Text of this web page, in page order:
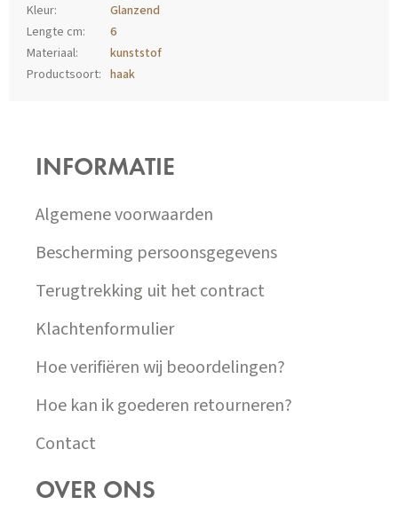
Kleur:
Glanzend
Lengte cm:
6
Materiaal:
kunststof
Productsoort: haak
INFORMATIE
Algemene voorwaarden
Bescherming persoonsgegevens
Terugtrekking uit het contract
Klachtenformulier
Hoe verifiëren wij beoordelingen?
Hoe kan ik goederen retourneren?
Contact
OVER ONS